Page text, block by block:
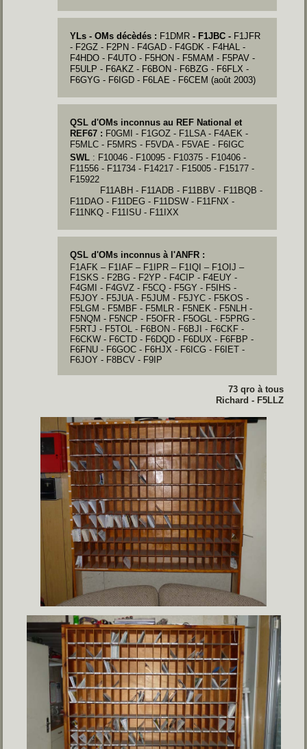
YLs - OMs décèdés : F1DMR - F1JBC - F1JFR
- F2GZ - F2PN - F4GAD - F4GDK - F4HAL -
F4HDO- F4UTO - F5HON- F5MAM - F5PAV -
F5ULP - F6AKZ - F6BON - F6BZG- F6FLX -
F6GYG - F6IGD- F6LAE - F6CEM (août 2003)
QSL d'OMs inconnus au REF National et
REF67 : F0GMI - F1GOZ - F1LSA - F4AEK -
F5MLC - F5MRS - F5VDA - F5VAE - F6IGC
SWL : F10046 - F10095 - F10375 - F10406 -
F11556 - F11734 - F14217 - F15005 - F15177 -
F15922
F11ABH - F11ADB - F11BBV - F11BQB -
F11DAO - F11DEG - F11DSW - F11FNX -
F11NKQ - F11ISU - F11IXX
QSL d'OMs inconnus à l'ANFR :
F1AFK – F1IAF – F1IPR – F1IQI – F1OIJ –
F1SKS - F2BG - F2YP - F4CIP - F4EUY -
F4GMI - F4GVZ - F5CQ - F5GY - F5IHS -
F5JOY - F5JUA - F5JUM - F5JYC - F5KOS -
F5LGM - F5MBF - F5MLR - F5NEK - F5NLH -
F5NQM - F5NCP - F5OFR - F5OGL - F5PRG -
F5RTJ - F5TOL - F6BON - F6BJI - F6CKF -
F6CKW - F6CTD - F6DQD - F6DUX - F6FBP -
F6FNU - F6GOC - F6HJX - F6ICG - F6IET -
F6JOY - F8BCV - F9IP
73 qro à tous
Richard - F5LLZ